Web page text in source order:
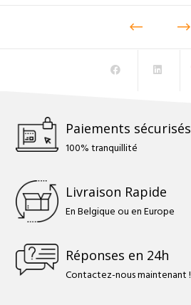
Paiements sécurisés
100% tranquillité
Livraison Rapide
En Belgique ou en Europe
Réponses en 24h
Contactez-nous maintenant !